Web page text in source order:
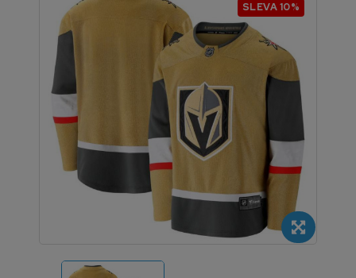
SLEVA 10%